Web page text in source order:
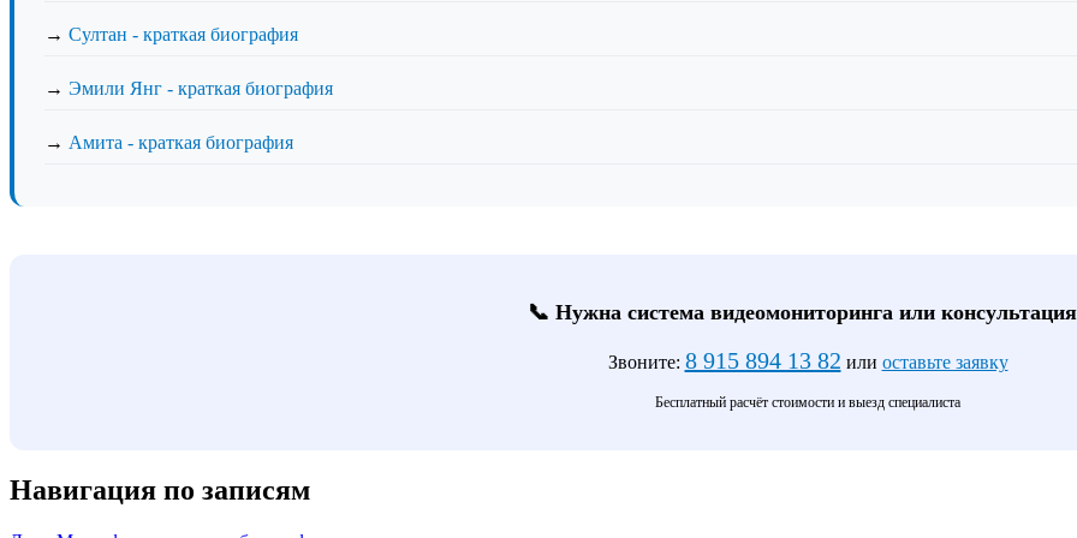
→ Султан - краткая биография
→ Эмили Янг - краткая биография
→ Амита - краткая биография
📞 Нужна система видеомониторинга или
Звоните: 8 915 894 13 82 или оставьте заявку
Бесплатный расчёт стоимости и выезд специалиста
Навигация по записям